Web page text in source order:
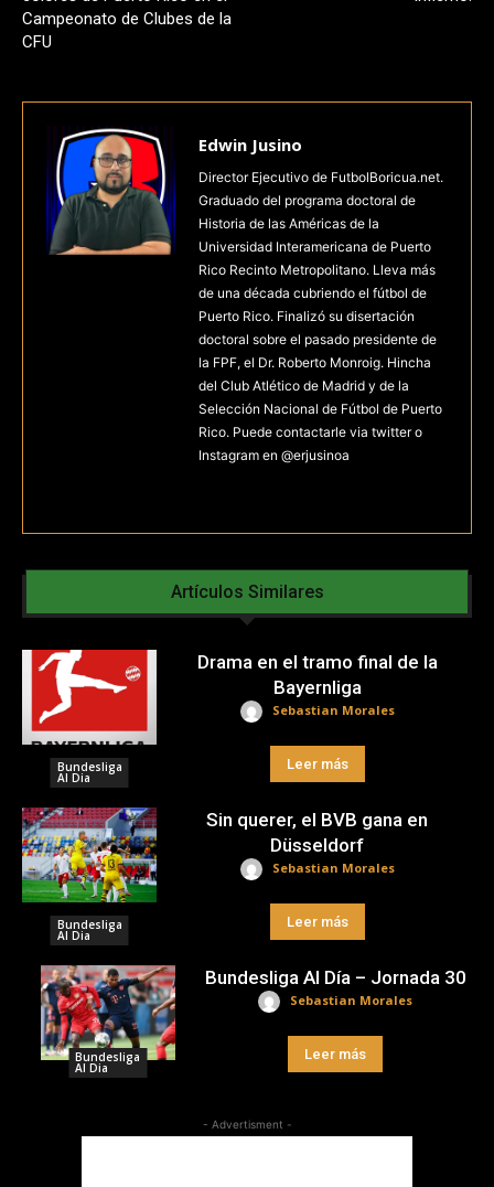
Campeonato de Clubes de la
CFU
Edwin Jusino
Director Ejecutivo de FutbolBoricua.net.
Graduado del programa doctoral de
Historia de las Américas de la
Universidad Interamericana de Puerto
Rico Recinto Metropolitano. Lleva más
de una década cubriendo el fútbol de
Puerto Rico. Finalizó su disertación
doctoral sobre el pasado presidente de
la FPF, el Dr. Roberto Monroig. Hincha
del Club Atlético de Madrid y de la
Selección Nacional de Fútbol de Puerto
Rico. Puede contactarle via twitter o
Instagram en @erjusinoa
Artículos Similares
Bundesliga
Al Dia
Drama en el tramo final de la
Bayernliga
Sebastian Morales
Leer más
Bundesliga
Al Dia
Sin querer, el BVB gana en
Düsseldorf
Sebastian Morales
Leer más
Bundesliga
Al Dia
Bundesliga Al Día – Jornada 30
Sebastian Morales
Leer más
- Advertisment -